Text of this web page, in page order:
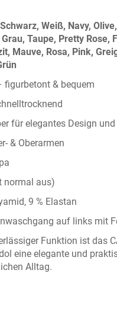
Schwarz, Weiß, Navy, Olive,
, Taupe, Pretty Rose,
, Mauve, Rosa, Pink,
figurbetont & bequem
für elegantes Design
& Oberarmen
normal aus)
9 % Elastan
auf links mit
Funktion ist das
eine elegante und
Alltag.